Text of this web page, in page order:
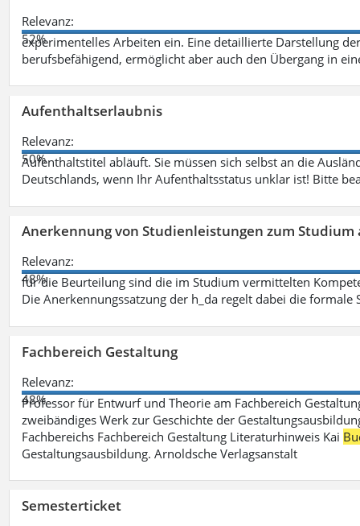
Relevanz:
52%
experimentelles Arbeiten ein. Eine detaillierte Darstellung
berufsbefähigend, ermöglicht aber auch den Übergang in
Aufenthaltserlaubnis
Relevanz:
50%
Aufenthaltstitel abläuft. Sie müssen sich selbst an die
Deutschlands, wenn Ihr Aufenthaltsstatus unklar ist! Bitte
Anerkennung von Studienleistungen zum Studium
Relevanz:
48%
für die Beurteilung sind die im Studium vermittelten
Die Anerkennungssatzung der h_da regelt dabei die formale
Fachbereich Gestaltung
Relevanz:
48%
Professor für Entwurf und Theorie am Fachbereich
zweibändiges Werk zur Geschichte der
Fachbereichs Fachbereich Gestaltung Literaturhinweis Kai
Gestaltungsausbildung. Arnoldsche Verlagsanstalt
Semesterticket